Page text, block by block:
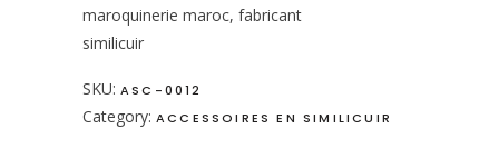
maroquinerie maroc, fabricant
similicuir
SKU: ASC-0012
Category: ACCESSOIRES EN SIMILICUIR